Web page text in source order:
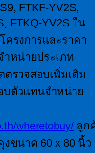
FTKF-YV2S,
FTKQ-YV2S ใน
ครงการและราคา
หน่ายประเภท
ตรวจสอบเพิ่มเติม
บตัวแทนจำหน่าย
wheretobuy/ ลูก
ขนาด 60 x 80 นิ้ว